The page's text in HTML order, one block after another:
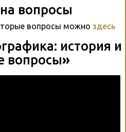
вопросы
вопросы можно здесь
история и
вопросы»